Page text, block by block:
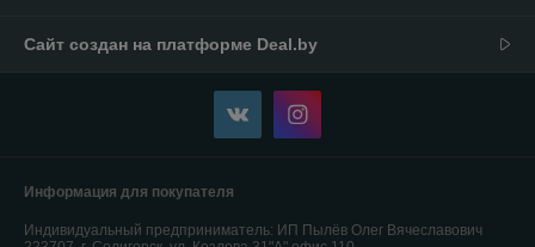
Сайт создан на платформе Deal.by
Информация для покупателя
Индивидуальный предприниматель: ИП Пылёв Олег Вячеславович